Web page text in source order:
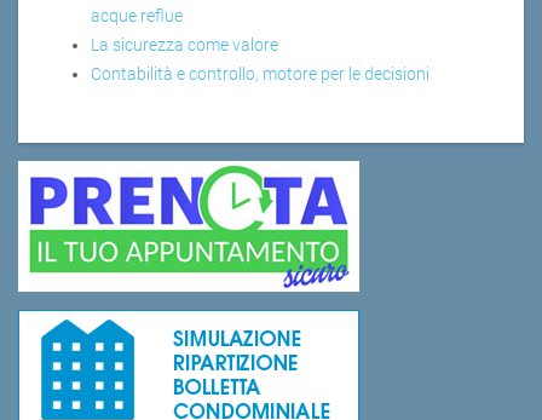
acque reflue
La sicurezza come valore
Contabilità e controllo, motore per le decisioni